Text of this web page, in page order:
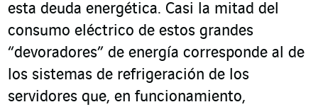
esta deuda energética. Casi la mitad del
consumo eléctrico de estos grandes
“devoradores” de energía corresponde al de
los sistemas de refrigeración de los
servidores que, en funcionamiento,